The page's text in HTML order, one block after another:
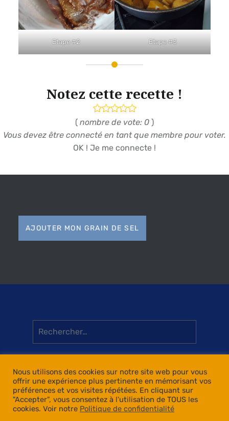
Etape #2 Etape #3
Notez cette recette !
( nombre de vote: 0 )
Vous devez être connecté en tant que membre pour voter.
OK ! Je me connecte !
AJOUTER MON GRAIN DE SEL
Nous utilisons des cookies sur notre site web pour vous
offrir une expérience plus pertinente en mémorisant vos
préférences et vos visites répétées. En cliquant sur
"Accepter", vous consentez à l'utilisation de TOUS les
cookies. Voir notre Politique de confidentialité